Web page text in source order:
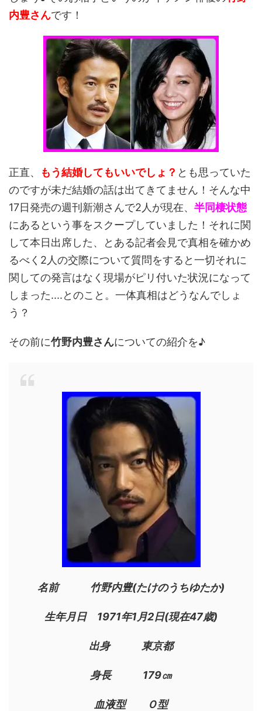
内豊さんです！
正直、 もう結婚してもいいでしょ？ とも思っていた
のですが未だ結婚の話は出てきてません！そんな中
17日発売の週刊新潮さんで2人が現在、 半同棲状態
にあるという事をスクープしていました！それに関
して本日出席した、とある記者会見で真相を確かめ
るべく2人の交際について質問をすると一切それに
関しての発言はなく現場がピリ付いた状況になって
しまった....とのこと。一体真相はどうなんでしょ
う？
その前に竹野内豊さんについての紹介を♪
名前 竹野内豊(たけのうちゆたか)
生年月日 1971年1月2日(現在47歳)
出身 東京都
身長 179㎝
血液型 Ｏ型